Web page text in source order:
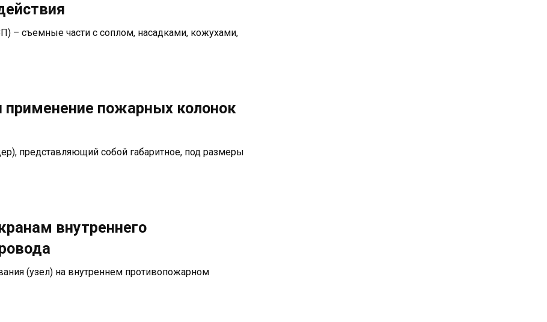
– съемные части с соплом, насадками, кожухами,
применение пожарных колонок
представляющий собой габаритное, под размеры
внутреннего
(узел) на внутреннем противопожарном